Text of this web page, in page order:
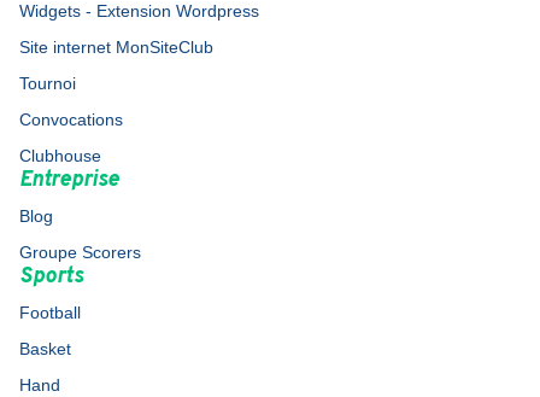
Widgets - Extension Wordpress
Site internet MonSiteClub
Tournoi
Convocations
Clubhouse
Entreprise
Blog
Groupe Scorers
Sports
Football
Basket
Hand